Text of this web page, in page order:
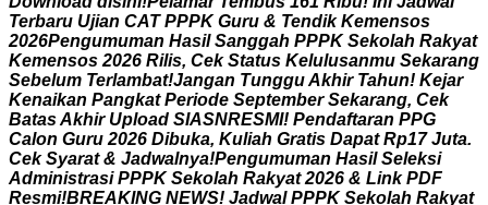
Terbaru Ujian CAT PPPK Guru & Tendik Kemensos
2026Pengumuman Hasil Sanggah PPPK Sekolah Rakyat
Kemensos 2026 Rilis, Cek Status Kelulusanmu Sekarang
Sebelum Terlambat!Jangan TungguAkhir Tahun! Kejar
Kenaikan Pangkat Periode September Sekarang, Cek
BatasAkhir Upload SIASNRESMI! Pendaftaran PPG
Calon Guru 2026 Dibuka, Kuliah Gratis Dapat Rp17 Juta.
Cek Syarat & Jadwalnya!Pengumuman Hasil Seleksi
Administrasi PPPK Sekolah Rakyat 2026 & Link PDF
Resmi!BREAKING NEWS! Jadwal PPPK Sekolah Rakyat